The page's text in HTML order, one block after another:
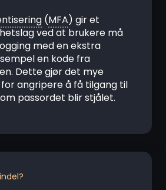
(MFA) gir et
ved at brukere må
med en ekstra
en kode fra
Dette gjør det mye
angripere å få tilgang til
passordet blir stjålet.